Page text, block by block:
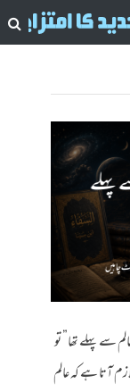
پہلے
سے پہلے تھا” تو
آتا ہے کہ عالم